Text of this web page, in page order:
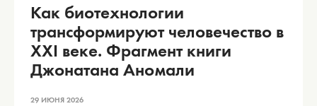
Как биотехнологии
трансформируют человечество в
XXI веке. Фрагмент книги
Джонатана Аномали
29 ИЮНЯ 2026